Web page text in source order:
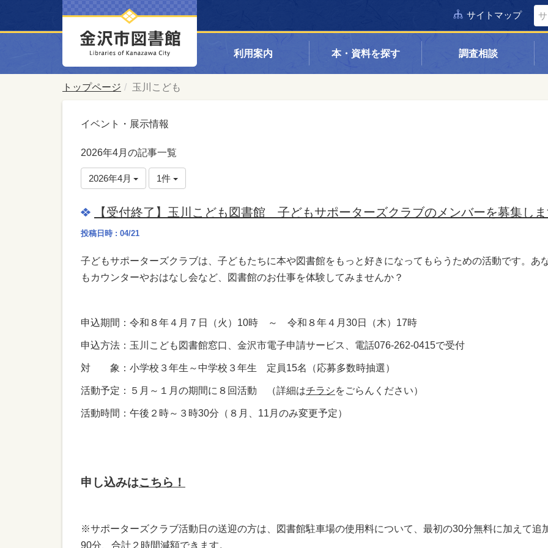
サイトマップ
利用案内 本・資料を探す 調査相談
トップページ 玉川こども
イベント・展示情報
2026年4月の記事一覧
2026年4月 1件
【受付終了】玉川こども図書館 子どもサポーターズクラブのメンバーを募集し
投稿日時 : 04/21
子どもサポーターズクラブは、子どもたちに本や図書館をもっと好きになってもらうための活動です。あ
もカウンターやおはなし会など、図書館のお仕事を体験してみませんか？
申込期間：令和８年４月７日（火）10時 ～ 令和８年４月30日（木）17時
申込方法：玉川こども図書館窓口、金沢市電子申請サービス、電話076-262-0415で受付
対 象：小学校３年生～中学校３年生 定員15名（応募多数時抽選）
活動予定：５月～１月の期間に８回活動 （詳細はチラシをごらんください）
活動時間：午後２時～３時30分（８月、11月のみ変更予定）
申し込みはこちら！
※サポーターズクラブ活動日の送迎の方は、図書館駐車場の使用料について、最初の30分無料に加えて追
90分、合計２時間減額できます。